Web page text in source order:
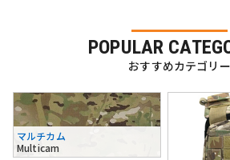
POPULAR
おすすめカテゴリー
マルチカム
Multicam